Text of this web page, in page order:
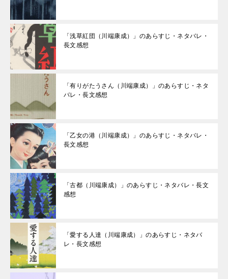
「浅草紅団（川端康成）」のあらすじ・ネタバレ・
長文感想
「有りがたうさん（川端康成）」のあらすじ・ネタ
バレ・長文感想
「乙女の港（川端康成）」のあらすじ・ネタバレ・
長文感想
「古都（川端康成）」のあらすじ・ネタバレ・長文
感想
「愛する人達（川端康成）」のあらすじ・ネタバ
レ・長文感想